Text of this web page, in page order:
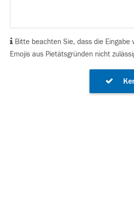
Bitte beachten Sie, dass die Eingabe
Emojis aus Pietätsgründen nicht